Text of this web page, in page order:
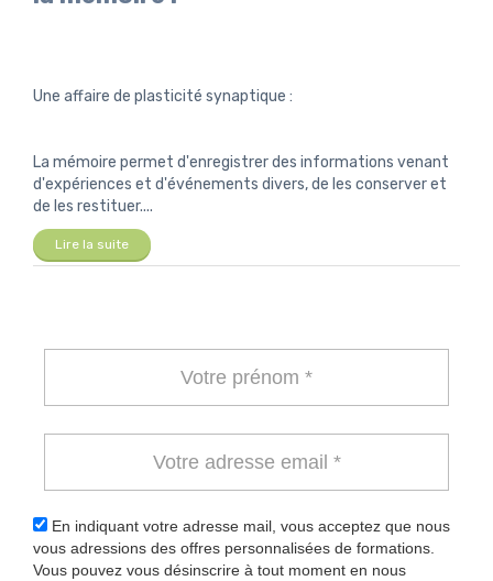
Une affaire de plasticité synaptique :
La mémoire permet d'enregistrer des informations venant
d'expériences et d'événements divers, de les conserver et
de les restituer....
Lire la suite
En indiquant votre adresse mail, vous acceptez que nous
vous adressions des offres personnalisées de formations.
Vous pouvez vous désinscrire à tout moment en nous